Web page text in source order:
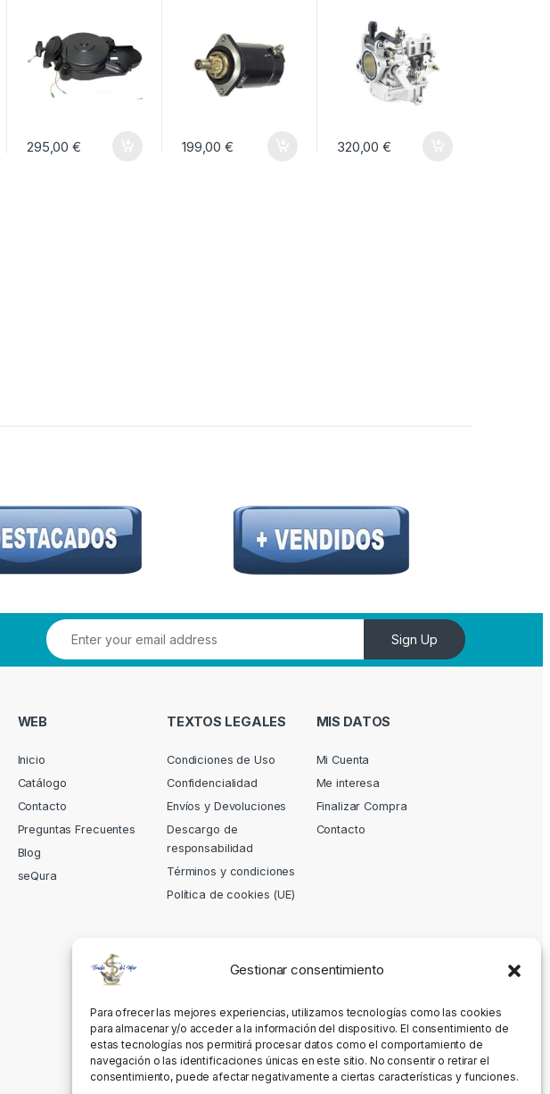
Gestionar consentimiento
Para ofrecer las mejores experiencias, utilizamos tecnologías como las cookies
para almacenar y/o acceder a la información del dispositivo. El consentimiento de
estas tecnologías nos permitirá procesar datos como el comportamiento de
navegación o las identificaciones únicas en este sitio. No consentir o retirar el
consentimiento, puede afectar negativamente a ciertas características y funciones.
295,00€ 199,00€ 320,00€
Sign Up
WEB
Inicio
Catálogo
Contacto
Preguntas Frecuentes
Blog
seQura
TEXTOS LEGALES
Condiciones de Uso
Confidencialidad
Envíos y Devoluciones
Descargo de
responsabilidad
Términos y condiciones
Política de cookies (UE)
MIS DATOS
Mi Cuenta
Me interesa
Finalizar Compra
Contacto